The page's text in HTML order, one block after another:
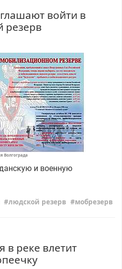
войти в
резерв
Волгограда
и военную
людской резерв мобрезерв
в реке влетит